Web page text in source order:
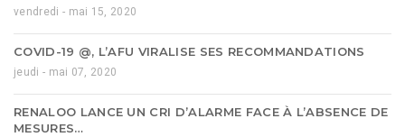
vendredi - mai 15, 2020
COVID-19 @, L’AFU VIRALISE SES RECOMMANDATIONS
jeudi - mai 07, 2020
RENALOO LANCE UN CRI D’ALARME FACE À L’ABSENCE DE
MESURES…